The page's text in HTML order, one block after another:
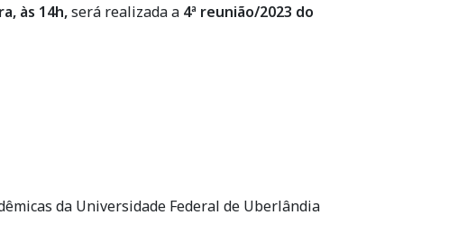
às 14h,será realizada a 4ª reunião/2023 do
da Universidade Federal de Uberlândia